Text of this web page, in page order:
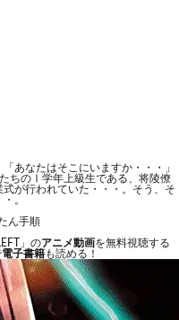
あなたはそこにいますか・・・」
ちのⅠ学年上級生である、将陵僚
が行われていた・・・。そう、そ
。
ん手順
」のアニメ動画を無料視聴する
電子書籍も読める！